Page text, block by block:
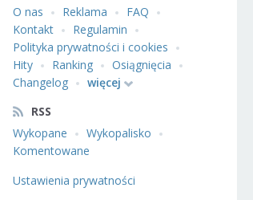
O nas
Reklama
FAQ
Kontakt
Regulamin
Polityka prywatności i cookies
Hity
Ranking
Osiągnięcia
Changelog
więcej
RSS
Wykopane
Wykopalisko
Komentowane
Ustawienia prywatności